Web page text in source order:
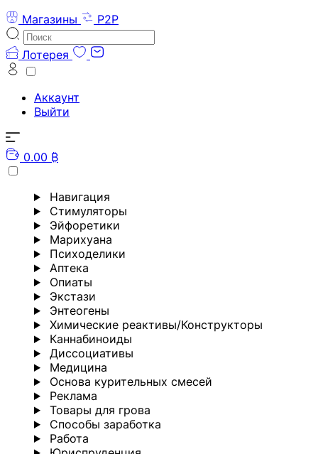
Магазины
P2P
Лотерея
Аккаунт
Выйти
0.00 ₿
Навигация
Стимуляторы
Эйфоретики
Марихуана
Психоделики
Аптека
Опиаты
Экстази
Энтеогены
Химические реактивы/Конструкторы
Каннабиноиды
Диссоциативы
Медицина
Основа курительных смесей
Реклама
Товары для грова
Способы заработка
Работа